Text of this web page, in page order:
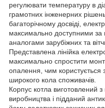
регулювати температуру в
грамотних інженерних
багаторічному досвіді,
максимально доступними за
аналогами зарубіжних та
Представлена ​​лінійка
максимально спростити
опалення, чим
широкого кола споживачів.
Корпус котла виготовлений з
виробництва і підданий